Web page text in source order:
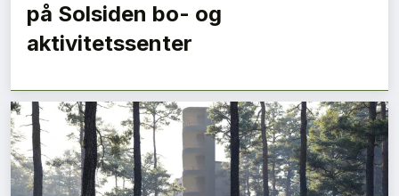
på Solsiden bo- og
aktivitetssenter